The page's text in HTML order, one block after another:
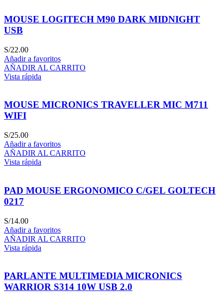
MOUSE LOGITECH M90 DARK MIDNIGHT
USB
S/22.00
Añadir a favoritos
AÑADIR AL CARRITO
Vista rápida
MOUSE MICRONICS TRAVELLER MIC M711
WIFI
S/25.00
Añadir a favoritos
AÑADIR AL CARRITO
Vista rápida
PAD MOUSE ERGONOMICO C/GEL GOLTECH
0217
S/14.00
Añadir a favoritos
AÑADIR AL CARRITO
Vista rápida
PARLANTE MULTIMEDIA MICRONICS
WARRIOR S314 10W USB 2.0